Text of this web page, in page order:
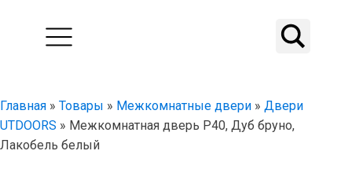
Главная » Товары » Межкомнатные двери » Двери
UTDOORS » Межкомнатная дверь P40, Дуб бруно,
Лакобель белый